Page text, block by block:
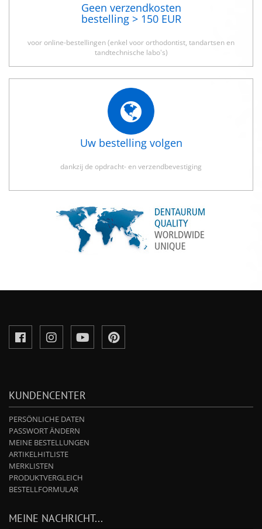
Geen verzendkosten
bestelling > 150 EUR
voor online-bestellingen (enkel voor orthodontist, tandartsen en
tandtechnische labo's)
Uw bestelling volgen
dankzij de opdracht- en verzendbevestiging
KUNDENCENTER
PERSÖNLICHE DATEN
PASSWORT ÄNDERN
MEINE BESTELLUNGEN
ARTIKELHITLISTE
MERKLISTEN
PRODUKTVERGLEICH
BESTELLFORMULAR
MEINE NACHRICHT...